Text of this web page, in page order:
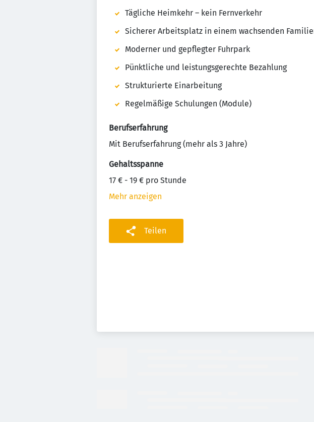
Tägliche Heimkehr – kein Fernverkehr
Sicherer Arbeitsplatz in einem wachsenden
Moderner und gepflegter Fuhrpark
Pünktliche und leistungsgerechte Bezahlung
Strukturierte Einarbeitung
Regelmäßige Schulungen (Module)
Berufserfahrung
Mit Berufserfahrung (mehr als 3 Jahre)
Gehaltsspanne
17 € - 19 € pro Stunde
Mehr anzeigen
Teilen